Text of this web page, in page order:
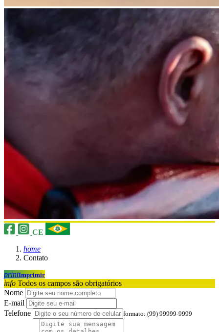
CE
home
Contato
printImprimir
info Todos os campos são obrigatórios
Nome
E-mail
Telefone
formato: (99) 99999-9999